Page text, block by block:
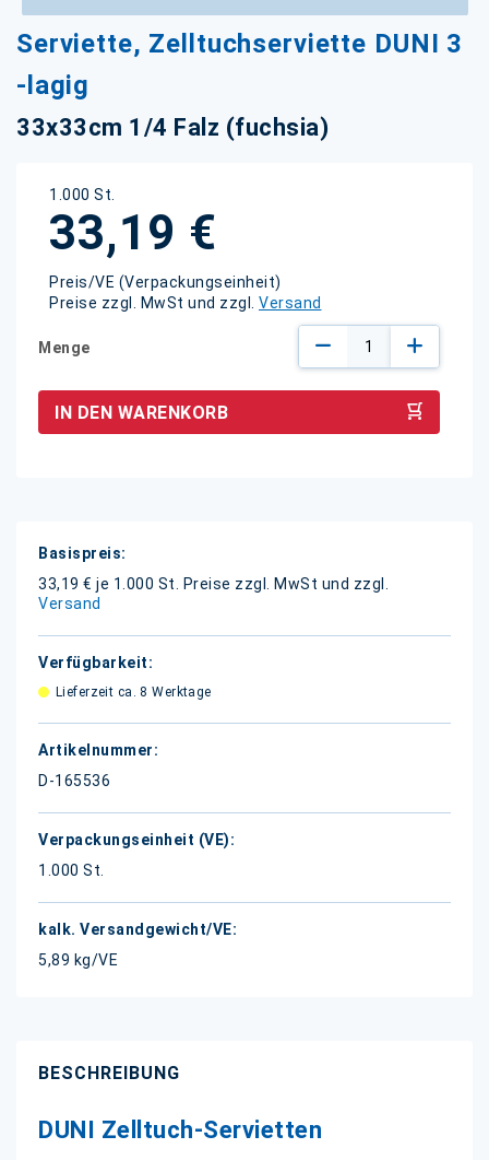
Serviette, Zelltuchserviette DUNI 3
-lagig
33x33cm 1/4 Falz (fuchsia)
1.000 St.
33,19 €
Preis/VE (Verpackungseinheit)
Preise zzgl. MwSt und zzgl. Versand
Menge
IN DEN WARENKORB
Weitere
Informationen
33,19 € je 1.000 St.
Preise zzgl. MwSt und zzgl.
Versand
Lieferzeit ca. 8 Werktage
D-165536
1.000 St.
5,89 kg/VE
Anfang
der
Bildgalerie
springen
BESCHREIBUNG
DUNI Zelltuch-Servietten